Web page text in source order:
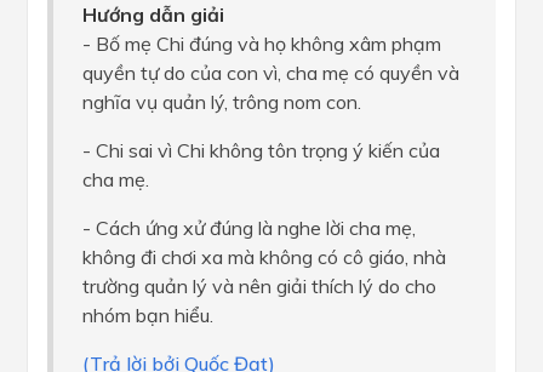
Hướng dẫn giải
- Bố mẹ Chi đúng và họ không xâm phạm
quyền tự do của con vì, cha mẹ có quyền và
nghĩa vụ quản lý, trông nom con.
- Chi sai vì Chi không tôn trọng ý kiến của
cha mẹ.
- Cách ứng xử đúng là nghe lời cha mẹ,
không đi chơi xa mà không có cô giáo, nhà
trường quản lý và nên giải thích lý do cho
nhóm bạn hiểu.
(Trả lời bởi Quốc Đạt)